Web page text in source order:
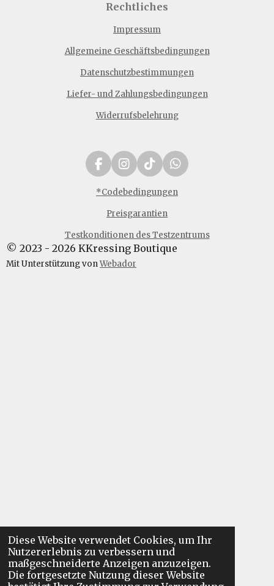
Diese Website verwendet Cookies, um Ihr
Nutzererlebnis zu verbessern und
maßgeschneiderte Anzeigen anzuzeigen.
Die fortgesetzte Nutzung dieser Website
Rechtliches
Impressum
Allgemeine Geschäftsbedingungen
Datenschutzbestimmungen
Liefer- und Zahlungsbedingungen
Widerrufsbelehrung
F
a
c
o
k
I
n
s
a
r
a
m
T
i
k
o
W
h
a
p
p
*Codebedingungen
Preisgarantien
Testkonditionen des Testzentrums
© 2023 - 2026 KKressing Boutique
Mit Unterstützung vonWebador